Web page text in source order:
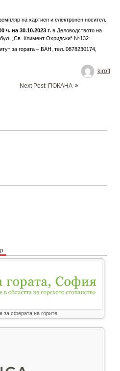
на хартиен и електронен носител.
ч. на 30.10.2023 г.в Деловодството на
„Св. Климент Охридски“ №132.
за гората – БАН, тел. 0878230174,
kiroff
Next Post: ПОКАНА
за сферата на горите